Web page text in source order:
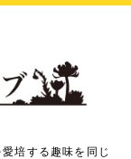
培する趣味を同じ